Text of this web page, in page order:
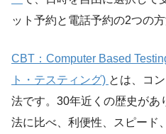
ット予約と電話予約の2つの方
CBT：Computer Based
ト・テスティング) とは、コ
法です。30年近くの歴史があ
法に比べ、利便性、スピード